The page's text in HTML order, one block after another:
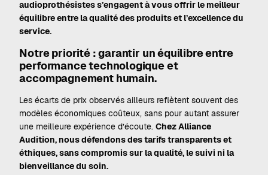
audioprothésistes s’engagent à vous offrir le meilleur
équilibre entre la qualité des produits et l’excellence du
service.
Notre priorité : garantir un équilibre entre
performance technologique et
accompagnement humain.
Les écarts de prix observés ailleurs reflètent souvent des
modèles économiques coûteux, sans pour autant assurer
une meilleure expérience d’écoute.Chez Alliance
Audition, nous défendons des tarifs transparents et
éthiques, sans compromis sur la qualité, le suivi ni la
bienveillance du soin.